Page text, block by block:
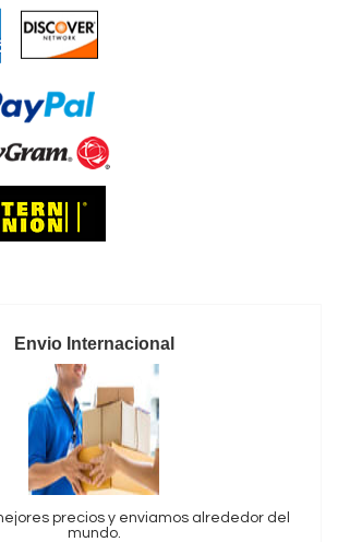
Envio Internacional
precios y enviamos alrededor del
mundo.